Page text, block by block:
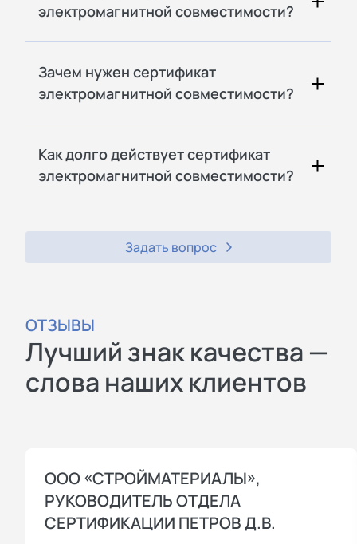
электромагнитной совместимости?
Зачем нужен сертификат
электромагнитной совместимости?
Как долго действует сертификат
электромагнитной совместимости?
Задать вопрос
ОТЗЫВЫ
Лучший знак качества —
слова наших клиентов
ООО «СТРОЙМАТЕРИАЛЫ»,
РУКОВОДИТЕЛЬ ОТДЕЛА
СЕРТИФИКАЦИИ ПЕТРОВ Д.В.